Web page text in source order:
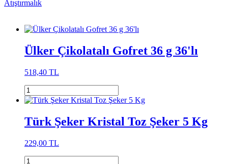
Atıştırmalık
Ülker Çikolatalı Gofret 36 g 36'lı
518,40 TL
Türk Şeker Kristal Toz Şeker 5 Kg
229,00 TL